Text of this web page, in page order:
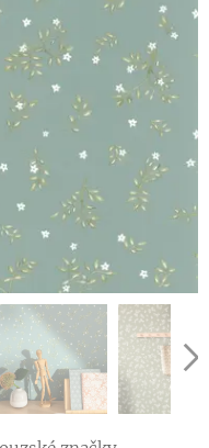
variantě
variantě
variantě
variantě